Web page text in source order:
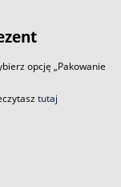
opcję „Pakowanie
tutaj